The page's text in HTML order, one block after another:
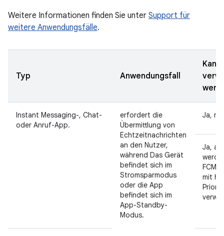
Weitere Informationen finden Sie unter Support für
weitere Anwendungsfälle.
Typ Anwendungsfall
Kann
Instant Messaging-, Chat-
oder Anruf-App.
erfordert die
Übermittlung von
Echtzeitnachrichten
an den Nutzer,
während Das Gerät
befindet sich im
Stromsparmodus
oder die App
befindet sich im
App-Standby-
Modus.
Ja,
Ja,
FCM-
mit